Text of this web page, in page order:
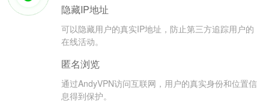
隐藏IP地址
可以隐藏用户的真实IP地址，防止第三方追踪用户的
在线活动。
匿名浏览
通过AndyVPN访问互联网，用户的真实身份和位置信
息得到保护。